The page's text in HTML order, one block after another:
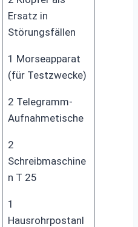
Ersatz in
Störungsfällen
1 Morseapparat
(für Testzwecke)
2 Telegramm-
Aufnahmetische
2
Schreibmaschine
n T 25
1
Hausrohrpostanl